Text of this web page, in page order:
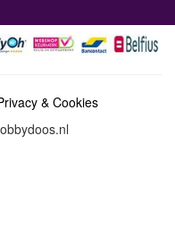
& Cookies